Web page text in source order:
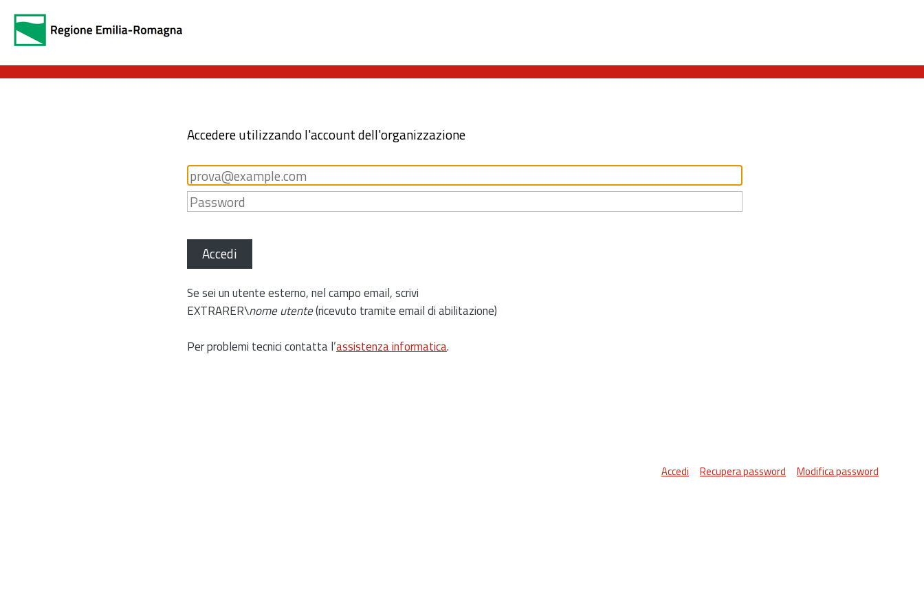
Accedere utilizzando l'account dell'organizzazione
Accedi
Se sei un utente esterno, nel campo email, scrivi
EXTRARER\nome utente(ricevuto tramite email di abilitazione)
Per problemi tecnici contatta l’assistenza informatica.
Accedi Recupera password Modifica password